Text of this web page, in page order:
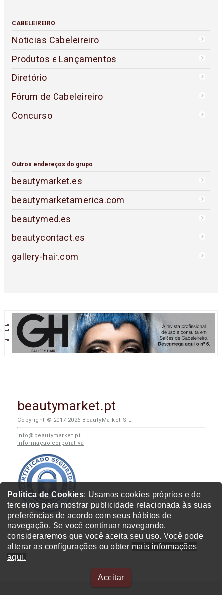
Política de Cookies: Usamos cookies próprios e de
terceiros para mostrar publicidade relacionada às suas
preferências de acordo com seus hábitos de
navegação. Se você continuar navegando,
consideraremos que você aceita seu uso. Você pode
alterar as configurações ou obter mais informações
aqui.
Aceitar
CABELEIREIRO
Noticias Cabeleireiro
Produtos e Lançamentos
Diretório
Fórum de Cabeleireiro
Concurso
Outros endereços do grupo
beautymarket.es
beautymarketamerica.com
beautymed.es
beautycontact.es
gallery-hair.com
beautymarket.pt
Copyright © 2017-2026 BeautyMarket S.L.
info@beautymarket.pt
Informação corporativa